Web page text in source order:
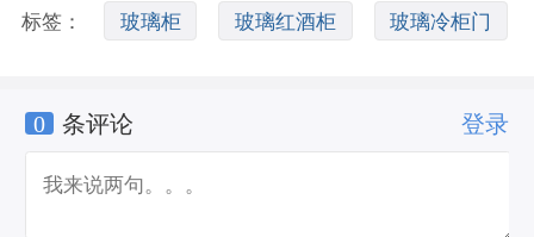
标签： 玻璃柜 玻璃红酒柜 玻璃冷柜门
0 条评论 登录